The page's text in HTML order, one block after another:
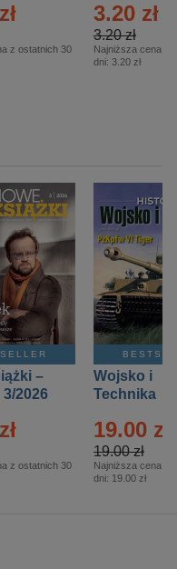
z ostatnich 30
3.20 zł
3.20 zł
Najniższa cena z
dni: 3.20 zł
–
3/2026
z ostatnich 30
Wojsko i
Technika
– 2/2026
19.00 zł
19.00 zł
Najniższa cena z
dni: 19.00 zł